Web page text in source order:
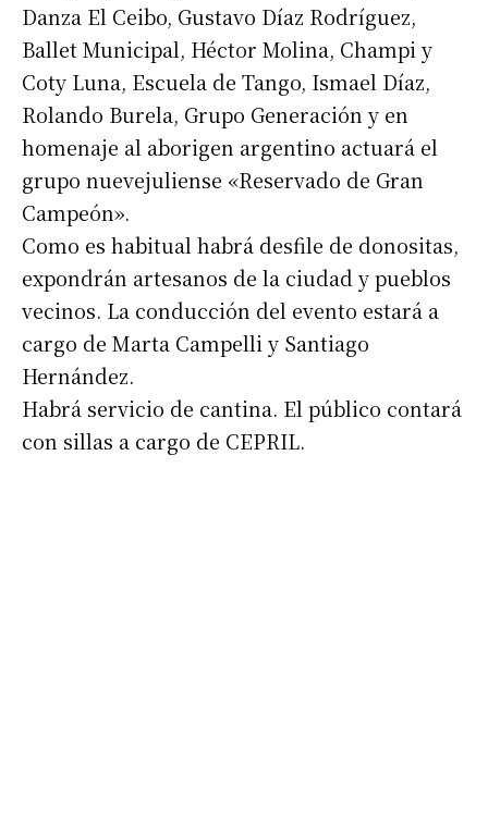
Danza El Ceibo, Gustavo Díaz Rodríguez,
Ballet Municipal, Héctor Molina, Champi y
Coty Luna, Escuela de Tango, Ismael Díaz,
Rolando Burela, Grupo Generación y en
homenaje al aborigen argentino actuará el
grupo nuevejuliense «Reservado de Gran
Campeón».
Como es habitual habrá desfile de donositas,
expondrán artesanos de la ciudad y pueblos
vecinos. La conducción del evento estará a
cargo de Marta Campelli y Santiago
Hernández.
Habrá servicio de cantina. El público contará
con sillas a cargo de CEPRIL.